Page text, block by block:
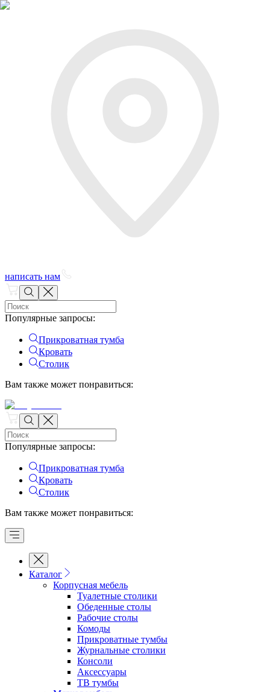
написать нам
Популярные запросы:
Прикроватная тумба
Кровать
Столик
Вам также может понравиться:
Популярные запросы:
Прикроватная тумба
Кровать
Столик
Вам также может понравиться:
Каталог
Корпусная мебель
Туалетные столики
Обеденные cтолы
Рабочие столы
Комоды
Прикроватные тумбы
Журнальные столики
Консоли
Аксессуары
ТВ тумбы